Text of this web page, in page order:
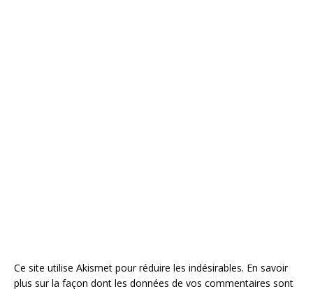
Ce site utilise Akismet pour réduire les indésirables. En savoir
plus sur la façon dont les données de vos commentaires sont